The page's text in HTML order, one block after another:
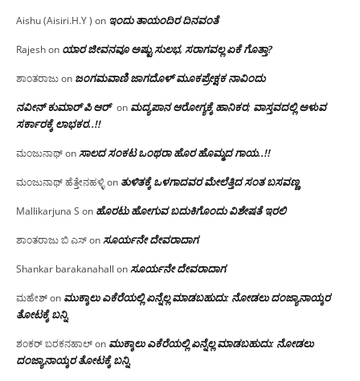
Aishu (Aisiri.H.Y ) on ಇಂದು ತಾಯಂದಿರ ದಿನವಂತೆ
Rajeshon ಯಾರ ಜೀವನವೂ ಅಷ್ಟು ಸುಲಭ, ಸರಾಗವಲ್ಲ ಏಕೆ ಗೊತ್ತಾ?
ಶಾಂತರಾಜುon ಜಂಗಮವಾಣಿ ಜಾಗದೊಳ್ ಮೂಕಪ್ರೇಕ್ಷಕ ನಾವಿಂದು
ನವೀನ್ ಕುಮಾರ್ ಪಿ ಆರ್ on ಮದ್ಯಪಾನ ಆರೋಗ್ಯಕ್ಕೆ ಹಾನಿಕರ; ವಾಸ್ತವದಲ್ಲಿ ಅಳುವ
ಸರ್ಕಾರಕ್ಕೆ ಲಾಭಕರ..!!
ಮಂಜುನಾಥ್onಸಾಲದ ಸಂಕಟ ಒಂಥರಾ ಹೊರ ಹೊಮ್ಮದ ಗಾಯ..!!
ಮಂಜುನಾಥ್ ಹೆತ್ತೇನಹಳ್ಳಿon ತುಳಿತಕ್ಕೆ ಒಳಗಾದವರ ಮೇಲೆತ್ತಿದ ಸಂತ ಬಸವಣ್ಣ
Mallikarjuna S on ಹೊರಟು ಹೋಗುವ ಬದುಕಿಗೊಂದು ವಿಶೇಷತೆ ಇರಲಿ
ಶಾಂತರಾಜು ಬಿ ಎಸ್onಸೂರ್ಯನೇ ದೇವರಾದಾಗ
Shankar barakanahall onಸೂರ್ಯನೇ ದೇವರಾದಾಗ
ಮಹೇಶ್on ಮುಕ್ಕಾಲು ಎಕೆರೆಯಲ್ಲಿ ಏನ್ನೆಲ್ಲ‌ ಮಾಡಬಹುದು: ನೋಡಲು ದಂಜ್ಯಾನಾಯ್ಕರ
ತೋಟಕ್ಕೆ ಬನ್ನಿ
ಶಂಕರ್ ಬರಕನಹಾಲ್on ಮುಕ್ಕಾಲು ಎಕೆರೆಯಲ್ಲಿ ಏನ್ನೆಲ್ಲ‌ ಮಾಡಬಹುದು: ನೋಡಲು
ದಂಜ್ಯಾನಾಯ್ಕರ ತೋಟಕ್ಕೆ ಬನ್ನಿ